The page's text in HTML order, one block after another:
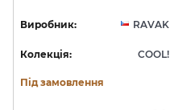
Виробник: RAVAK
Колекція: COOL!
Під замовлення